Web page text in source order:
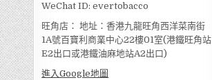
WeChat ID: evertobacco
旺角店： 地址：香港九龍旺角西洋菜南街
1A號百寶利商業中心22樓01室(港鐵旺角站
E2出口或港鐵油麻地站A2出口)
進入Google地圖